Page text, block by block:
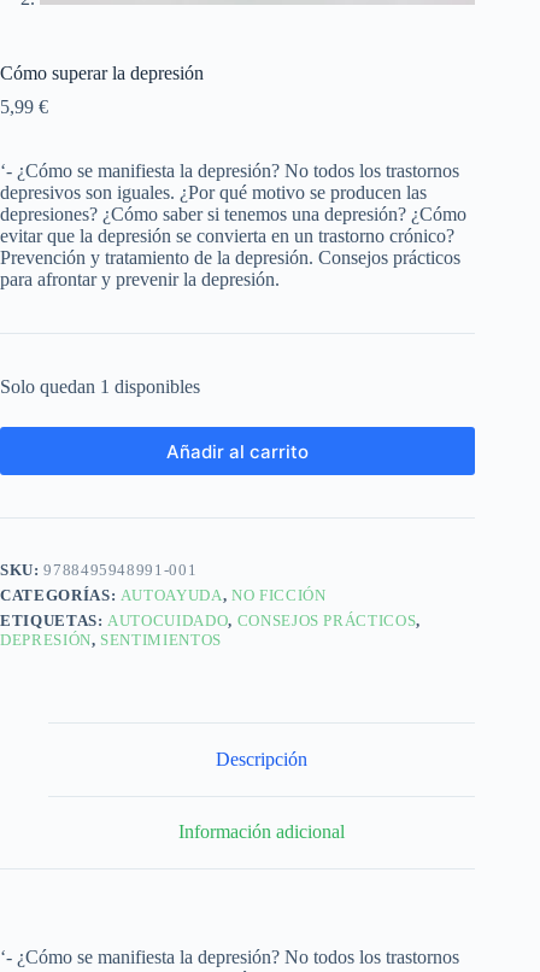
Cómo superar la depresión
5,99 €
‘- ¿Cómo se manifiesta la depresión? No todos los trastornos
depresivos son iguales. ¿Por qué motivo se producen las
depresiones? ¿Cómo saber si tenemos una depresión? ¿Cómo
evitar que la depresión se convierta en un trastorno crónico?
Prevención y tratamiento de la depresión. Consejos prácticos
para afrontar y prevenir la depresión.
Solo quedan 1 disponibles
Añadir al carrito
SKU:9788495948991-001
CATEGORÍAS: AUTOAYUDA, NO FICCIÓN
ETIQUETAS:AUTOCUIDADO, CONSEJOS PRÁCTICOS,
DEPRESIÓN, SENTIMIENTOS
Descripción
Información adicional
‘- ¿Cómo se manifiesta la depresión? No todos los trastornos